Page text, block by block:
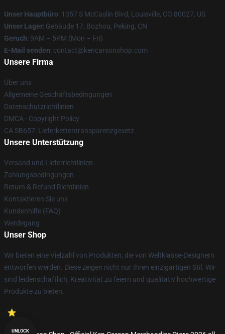
Unser Hauptbüro: 1357 S McCaslin Blvd, Louisville, CO 80027, US
Unser Lager: Gebäude 17, Bozhou, Peking, CN
Geruch: 9AM – 5PM (Mon – Fri)
E-Mail senden: contact@kencarsonshop.com
Unsere Firma
Über uns
Allgemeine Geschäftsbedingungen
Datenschutzrichtlinien
DMCA - Copyright Policy
CA SB657: Lieferkettentransparenzgesetz
Unsere Unterstützung
Versand und Lieferrichtlinien
Zahlungsbedingungen
Return & Refund Richtlinien
Kontaktieren Sie uns
Kundenhilfe (FAQ)
Werdegang
Unser Shop
Wir bieten eine Vielzahl von Produkten, die von Weltklasse-Designern
entworfen werden. Diese zeigen nicht nur Ihren einzigartigen Stil. Wir
sind leidenschaftlich, Kreativität zu feiern und qualitativ hochwertige
Produkte zu bieten.
UNLOCK